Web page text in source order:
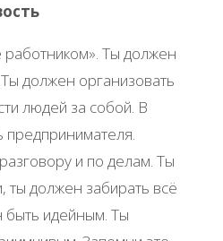
Ты должен
должен организовать
людей за собой. В
предпринимателя.
и по делам. Ты
ты должен забирать всё
идейным. Ты